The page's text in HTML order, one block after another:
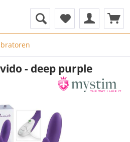
- deep purple